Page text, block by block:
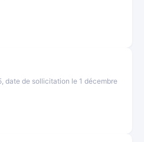
date de sollicitation le 1 décembre